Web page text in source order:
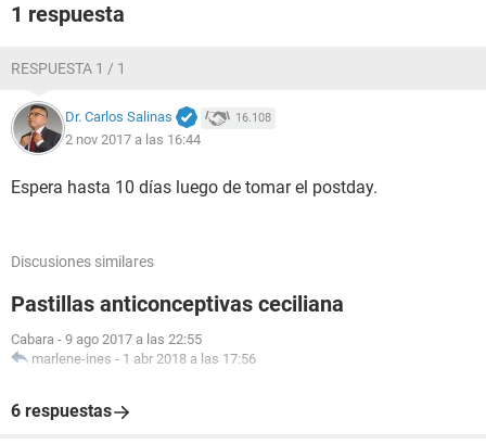
1 respuesta
RESPUESTA 1 / 1
Dr. Carlos Salinas 16.108
2 nov 2017 a las 16:44
Espera hasta 10 días luego de tomar el postday.
Discusiones similares
Pastillas anticonceptivas ceciliana
Cabara - 9 ago 2017 a las 22:55
marlene-ines - 1 abr 2018 a las 17:56
6 respuestas